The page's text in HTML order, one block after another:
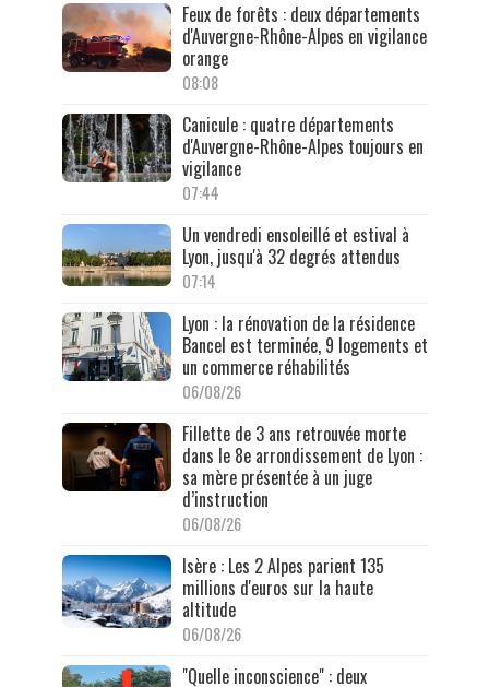
Feux de forêts : deux départements
d'Auvergne-Rhône-Alpes en vigilance
orange
08:08
Canicule : quatre départements
d'Auvergne-Rhône-Alpes toujours en
vigilance
07:44
Un vendredi ensoleillé et estival à
Lyon, jusqu'à 32 degrés attendus
07:14
Lyon : la rénovation de la résidence
Bancel est terminée, 9 logements et
un commerce réhabilités
06/08/26
Fillette de 3 ans retrouvée morte
dans le 8e arrondissement de Lyon :
sa mère présentée à un juge
d’instruction
06/08/26
Isère : Les 2 Alpes parient 135
millions d'euros sur la haute
altitude
06/08/26
"Quelle inconscience" : deux